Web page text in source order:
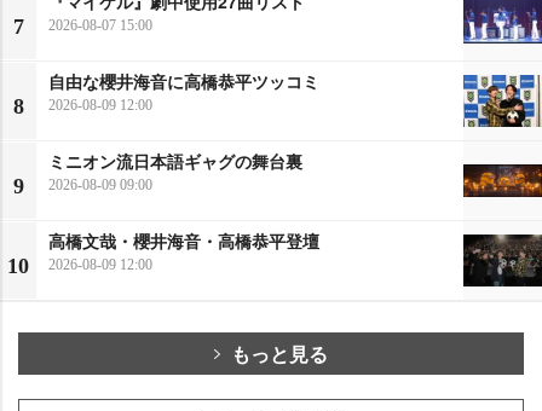
7 2026-08-07 15:00
8
自由な櫻井海音に高橋恭平ツッコミ
2026-08-09 12:00
9
ミニオン流日本語ギャグの舞台裏
2026-08-09 09:00
10
高橋文哉・櫻井海音・高橋恭平登壇
2026-08-09 12:00
もっと見る